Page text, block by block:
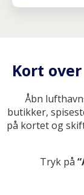
Kort
Åbn
butikker,
på kortet og
Tryk på